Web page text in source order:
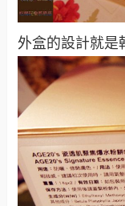
外盒的設計就是